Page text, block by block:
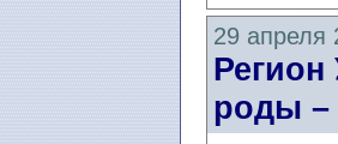
29 апреля
роды –